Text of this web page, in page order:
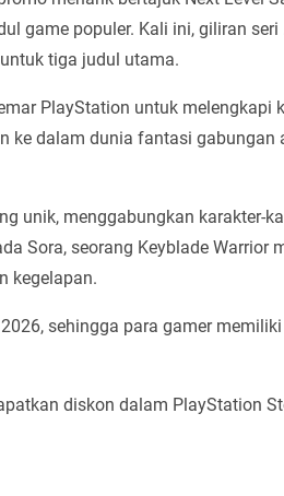
game populer. Kali ini, giliran seri
tiga judul utama.
PlayStation untuk melengkapi
ke dalam dunia fantasi gabungan
unik, menggabungkan karakter-
Sora, seorang Keyblade Warrior
kegelapan.
sehingga para gamer
diskon dalam PlayStation